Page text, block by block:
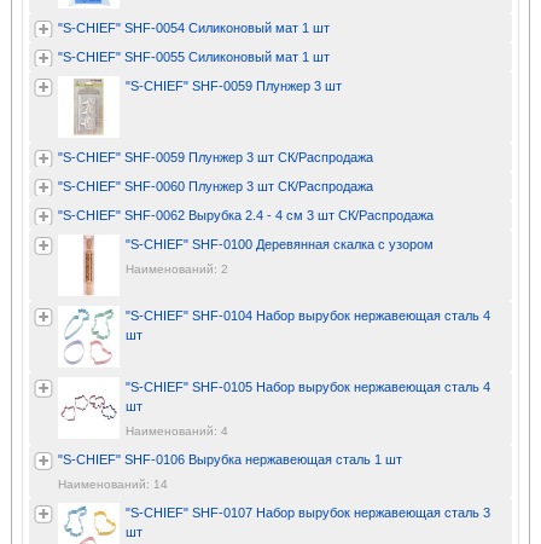
"S-CHIEF" SHF-0054 Силиконовый мат 1 шт
"S-CHIEF" SHF-0055 Силиконовый мат 1 шт
"S-CHIEF" SHF-0059 Плунжер 3 шт
"S-CHIEF" SHF-0059 Плунжер 3 шт СК/Распродажа
"S-CHIEF" SHF-0060 Плунжер 3 шт СК/Распродажа
"S-CHIEF" SHF-0062 Вырубка 2.4 - 4 см 3 шт СК/Распродажа
"S-CHIEF" SHF-0100 Деревянная скалка с узором
Наименований: 2
"S-CHIEF" SHF-0104 Набор вырубок нержавеющая сталь 4
шт
"S-CHIEF" SHF-0105 Набор вырубок нержавеющая сталь 4
шт
Наименований: 4
"S-CHIEF" SHF-0106 Вырубка нержавеющая сталь 1 шт
Наименований: 14
"S-CHIEF" SHF-0107 Набор вырубок нержавеющая сталь 3
шт